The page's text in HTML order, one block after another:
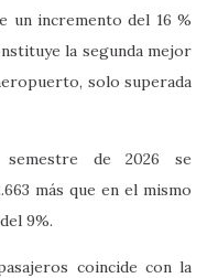
un incremento del 16 %
la segunda mejor
solo superada
de 2026 se
más que en el mismo
9%.
coincide con la